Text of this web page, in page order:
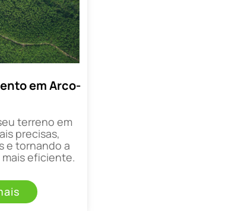
em Arco-
terreno em
precisas,
e tornando a
eficiente.